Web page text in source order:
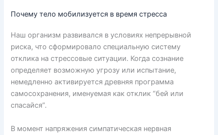
Почему тело мобилизуется в время стресса
Наш организм развивался в условиях непрерывной
риска, что сформировало специальную систему
отклика на стрессовые ситуации. Когда сознание
определяет возможную угрозу или испытание,
немедленно активируется древняя программа
самосохранения, именуемая как отклик “бей или
спасайся”.
В момент напряжения симпатическая нервная